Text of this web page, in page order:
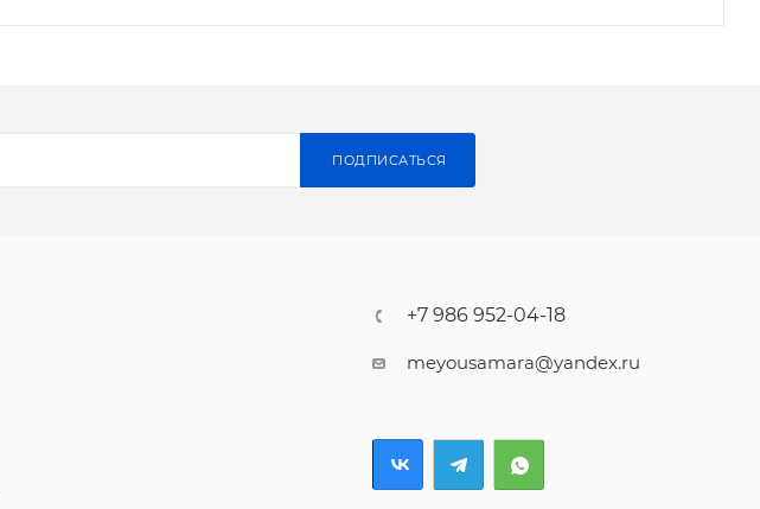
ПОДПИСАТЬСЯ
+7 986 952-04-18
meyousamara@yandex.ru